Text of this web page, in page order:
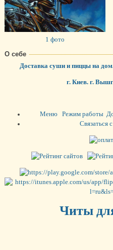
1 фото
О себе
Доставка суши и пиццы на
г. Киев. г.
Меню Режим работы
Связаться
Читы